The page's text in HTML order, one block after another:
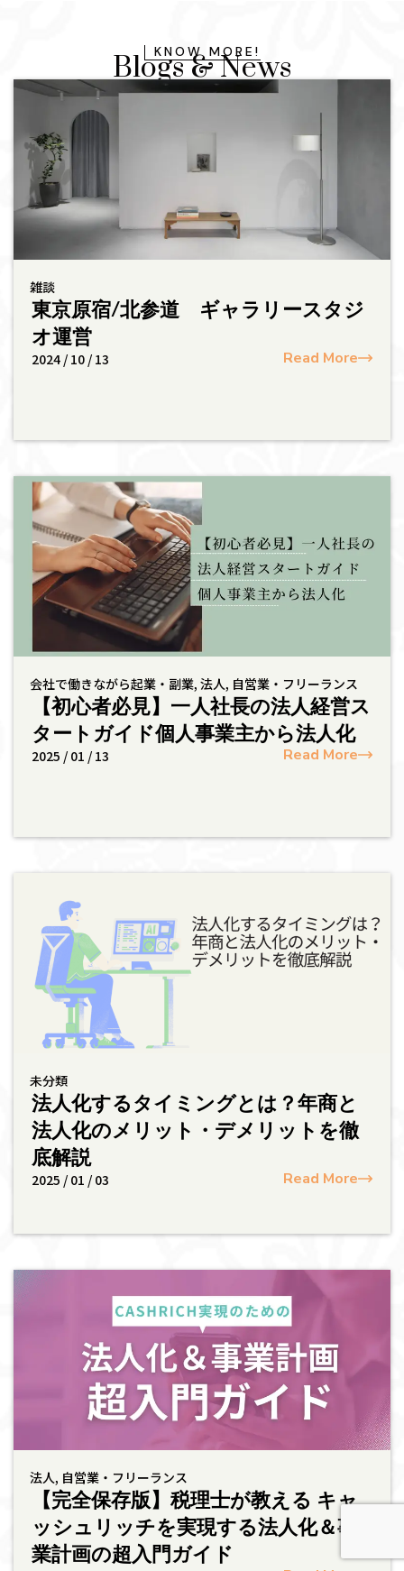
KNOW MORE!
Blogs & News
雑談
東京原宿/北参道 ギャラリースタジ
オ運営
2024 / 10 / 13 Read More
会社で働きながら起業・副業, 法人, 自営業・フリーランス
【初心者必見】一人社長の法人経営ス
タートガイド個人事業主から法人化
2025 / 01 / 13 Read More
未分類
法人化するタイミングとは？年商と
法人化のメリット・デメリットを徹
底解説
2025 / 01 / 03 Read More
法人, 自営業・フリーランス
【完全保存版】税理士が教える キャ
ッシュリッチを実現する法人化＆事
業計画の超入門ガイド